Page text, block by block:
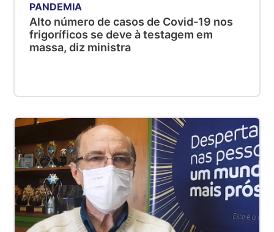
PANDEMIA
Alto número de casos de Covid-19 nos
frigoríficos se deve à testagem em
massa, diz ministra